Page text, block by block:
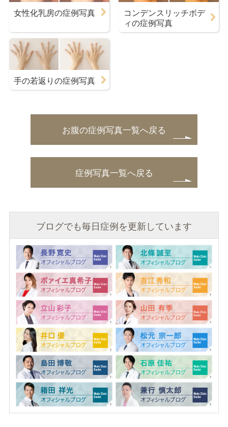
女性化乳房の症例写真
コンデンスリッチボデ
ィの症例写真
手の若返りの症例写真
お腹の症例写真一覧へ戻る
症例写真一覧へ戻る
ブログでも毎日症例を更新しています